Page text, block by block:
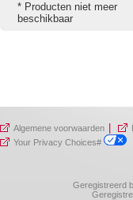
* Producten niet meer
beschikbaar
Algemene voorwaarden
Your Privacy Choices#
Geregistreerd